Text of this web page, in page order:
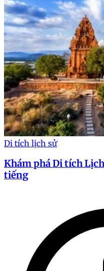
Di tích lịch sử
Khám phá Di tích
tiếng